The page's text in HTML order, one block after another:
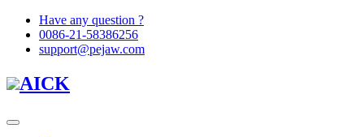
Have any question ?
0086-21-58386256
support@pejaw.com
AICK